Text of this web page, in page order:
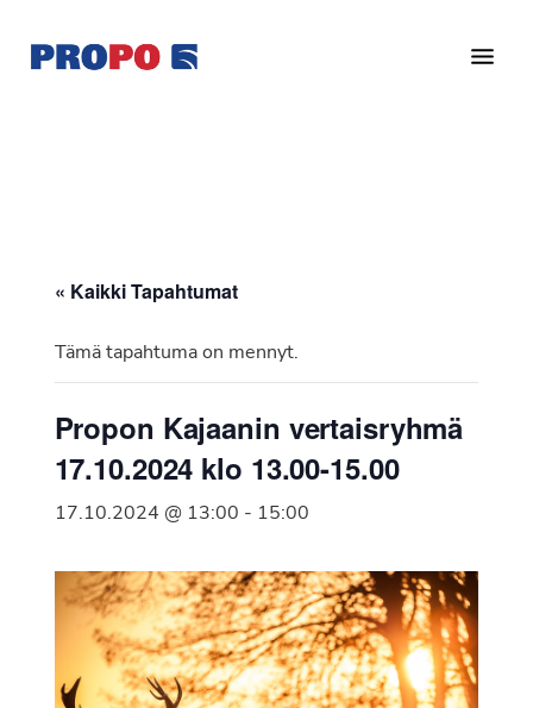
pääsisältöön
alatunnisteeseen
Ry
vuonna
Suomen
jäsenjärjestö.
« Kaikki Tapahtumat
Tämä tapahtuma on mennyt.
Propon Kajaanin vertaisryhmä
17.10.2024 klo 13.00-15.00
17.10.2024 @ 13:00 - 15:00